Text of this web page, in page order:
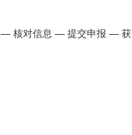
— 核对信息 — 提交申报 — 获